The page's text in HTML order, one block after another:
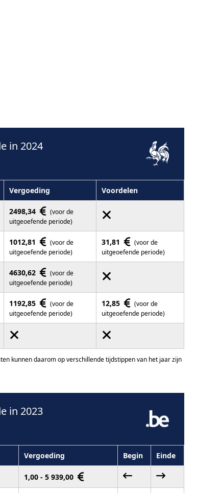
in 2024
Vergoeding Voordelen
2498,34
(voor de
uitgeoefende periode)
1012,81
(voor de
uitgeoefende periode)
31,81
(voor de
uitgeoefende periode)
4630,62
(voor de
uitgeoefende periode)
1192,85
(voor de
uitgeoefende periode)
12,85
(voor de
uitgeoefende periode)
kunnen daarom op verschillende tijdstippen van het jaar zijn
in 2023
Vergoeding Begin Einde
1,00 - 5 939,00